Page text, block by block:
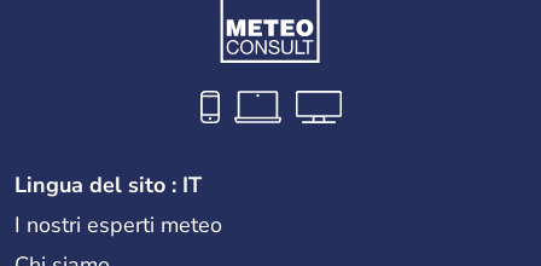
Lingua del sito : IT
I nostri esperti meteo